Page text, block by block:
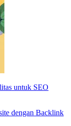
untuk SEO